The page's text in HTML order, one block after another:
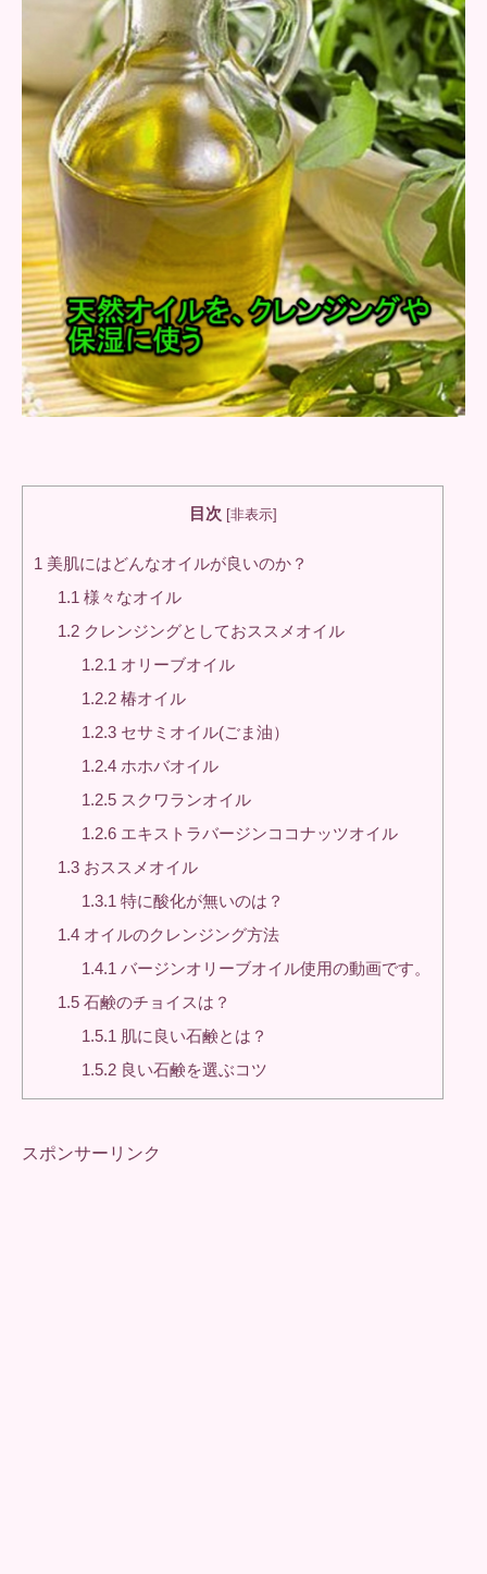
目次 [非表示]
1 美肌にはどんなオイルが良いのか？
1.1 様々なオイル
1.2 クレンジングとしておススメオイル
1.2.1 オリーブオイル
1.2.2 椿オイル
1.2.3 セサミオイル(ごま油）
1.2.4 ホホバオイル
1.2.5 スクワランオイル
1.2.6 エキストラバージンココナッツオイル
1.3 おススメオイル
1.3.1 特に酸化が無いのは？
1.4 オイルのクレンジング方法
1.4.1 バージンオリーブオイル使用の動画です。
1.5 石鹸のチョイスは？
1.5.1 肌に良い石鹸とは？
1.5.2 良い石鹸を選ぶコツ
スポンサーリンク